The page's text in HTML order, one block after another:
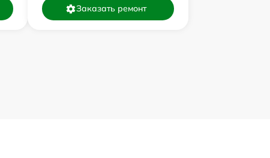
Заказать ремонт